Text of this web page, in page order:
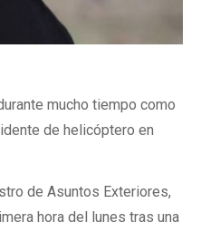
mucho tiempo como
de helicóptero en
de Asuntos Exteriores,
hora del lunes tras una